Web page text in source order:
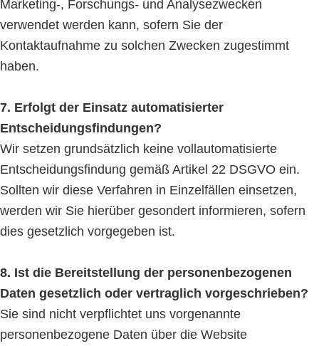
Marketing-, Forschungs- und Analysezwecken
verwendet werden kann, sofern Sie der
Kontaktaufnahme zu solchen Zwecken zugestimmt
haben.
7. Erfolgt der Einsatz automatisierter
Entscheidungsfindungen?
Wir setzen grundsätzlich keine vollautomatisierte
Entscheidungsfindung gemäß Artikel 22 DSGVO ein.
Sollten wir diese Verfahren in Einzelfällen einsetzen,
werden wir Sie hierüber gesondert informieren, sofern
dies gesetzlich vorgegeben ist.
8. Ist die Bereitstellung der personenbezogenen
Daten gesetzlich oder vertraglich vorgeschrieben?
Sie sind nicht verpflichtet uns vorgenannte
personenbezogene Daten über die Website